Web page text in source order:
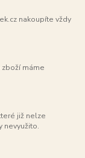
nakoupíte vždy
máme
již nelze
nevyužito.